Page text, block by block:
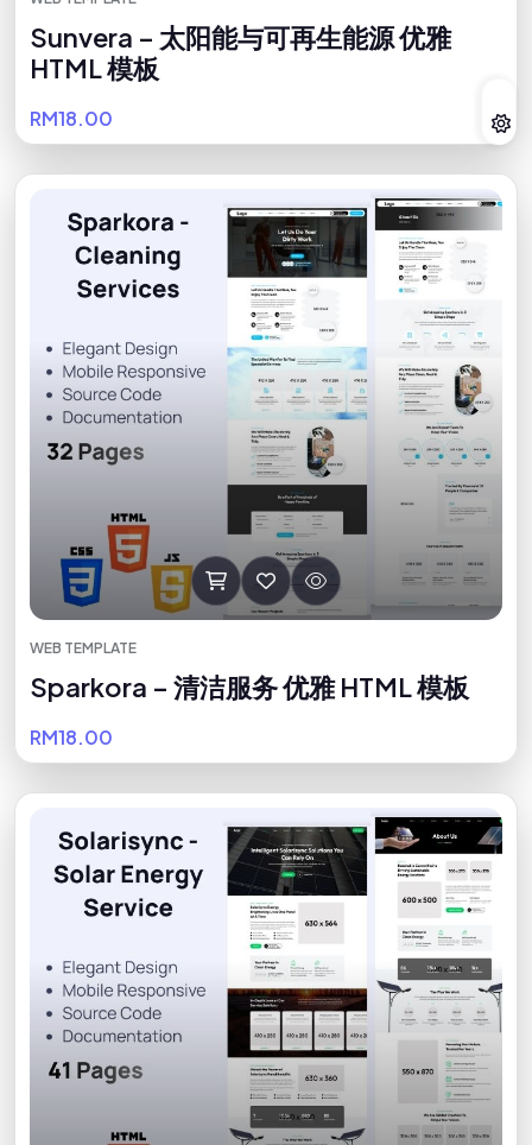
Sunvera – 太阳能与可再生能源 优雅
HTML 模板
RM18.00
WEB TEMPLATE
Sparkora – 清洁服务 优雅 HTML 模板
RM18.00